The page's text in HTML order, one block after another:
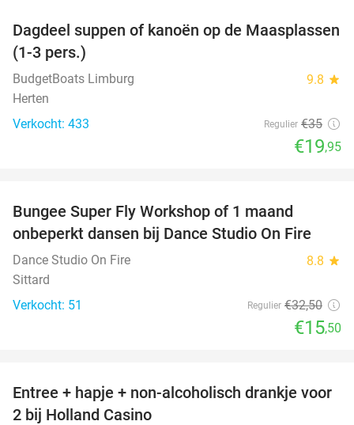
43%
Dagdeel suppen of kanoën op de Maasplassen
(1-3 pers.)
BudgetBoats Limburg 9.8 star
Herten
Verkocht: 433
Regulier €35
€19,95
Bungee Super Fly Workshop of 1 maand
onbeperkt dansen bij Dance Studio On Fire
Dance Studio On Fire 8.8 star
Sittard
Verkocht: 51
Regulier €32,50
€15,50
52%
Entree + hapje + non-alcoholisch drankje voor
2 bij Holland Casino